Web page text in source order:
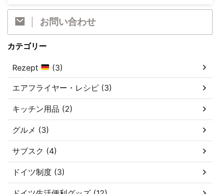
お問い合わせ
カテゴリー
Rezept (3)
エアフライヤー・レシピ (3)
キッチン用品 (2)
グルメ (3)
サブスク (4)
ドイツ制度 (3)